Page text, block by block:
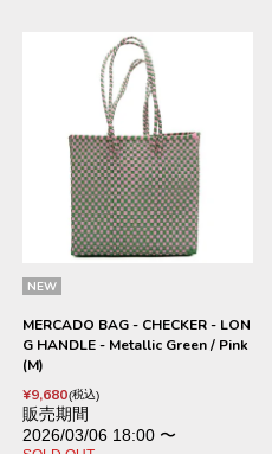
NEW
MERCADO BAG - CHECKER - LON
G HANDLE - Metallic Green / Pink
(M)
¥9,680 税込
販売期間
2026/03/06 18:00 〜